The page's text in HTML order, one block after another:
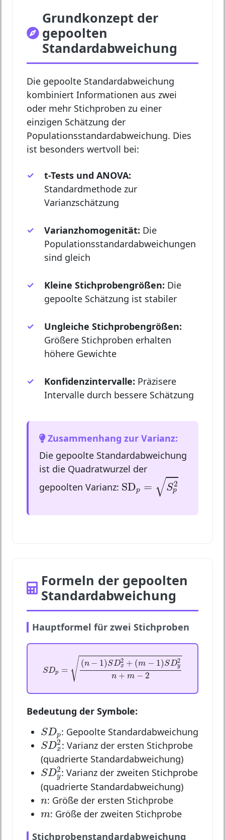
Grundkonzept der
gepoolten
Standardabweichung
Die gepoolte Standardabweichung
kombiniert Informationen aus zwei
oder mehr Stichproben zu einer
einzigen Schätzung der
Populationsstandardabweichung. Dies
ist besonders wertvoll bei:
t-Tests und ANOVA:
Standardmethode zur
Varianzschätzung
Varianzhomogenität: Die
Populationsstandardabweichungen
sind gleich
Kleine Stichprobengrößen: Die
gepoolte Schätzung ist stabiler
Ungleiche Stichprobengrößen:
Größere Stichproben erhalten
höhere Gewichte
Konfidenzintervalle: Präzisere
Intervalle durch bessere Schätzung
Zusammenhang zur Varianz:
Die gepoolte Standardabweichung
ist die Quadratwurzel der
gepoolten Varianz: SDp = √S2
p
SDp= 2
Formeln der gepoolten
Standardabweichung
Hauptformel für zwei Stichproben
SDp = √ (n − 1)SD2
x + (m − 1)SD2
y
n + m − 2
1)SDx2+(m−1)SDy2n+m−2
Bedeutung der Symbole:
SDp
SDp : Gepoolte Standardabweichung
SD2
x
SDx2: Varianz der ersten Stichprobe
(quadrierte Standardabweichung)
SD2
y
SDy2
: Varianz der zweiten Stichprobe
(quadrierte Standardabweichung)
n
n: Größe der ersten Stichprobe
m
m: Größe der zweiten Stichprobe
Stichprobenstandardabweichung